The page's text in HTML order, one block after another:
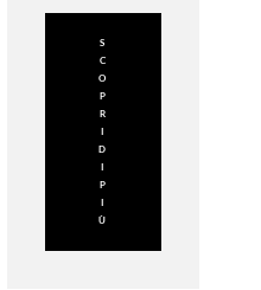
S
C
O
P
R
I
D
I
P
I
Ù